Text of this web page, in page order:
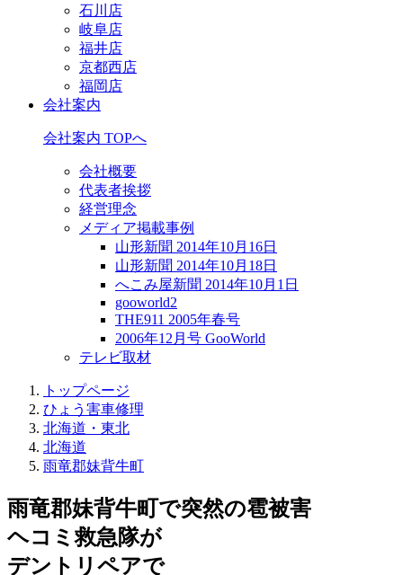
石川店
岐阜店
福井店
京都西店
福岡店
会社案内
会社案内 TOPへ
会社概要
代表者挨拶
経営理念
メディア掲載事例
山形新聞 2014年10月16日
山形新聞 2014年10月18日
へこみ屋新聞 2014年10月1日
gooworld2
THE911 2005年春号
2006年12月号 GooWorld
テレビ取材
トップページ
ひょう害車修理
北海道・東北
北海道
雨竜郡妹背牛町
雨竜郡妹背牛町で突然の雹被害
ヘコミ救急隊が
デントリペアで